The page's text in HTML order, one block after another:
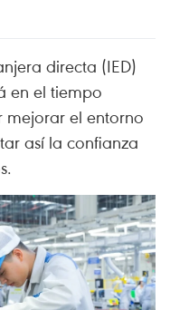
directa (IED)
en el tiempo
mejorar el entorno
así la confianza